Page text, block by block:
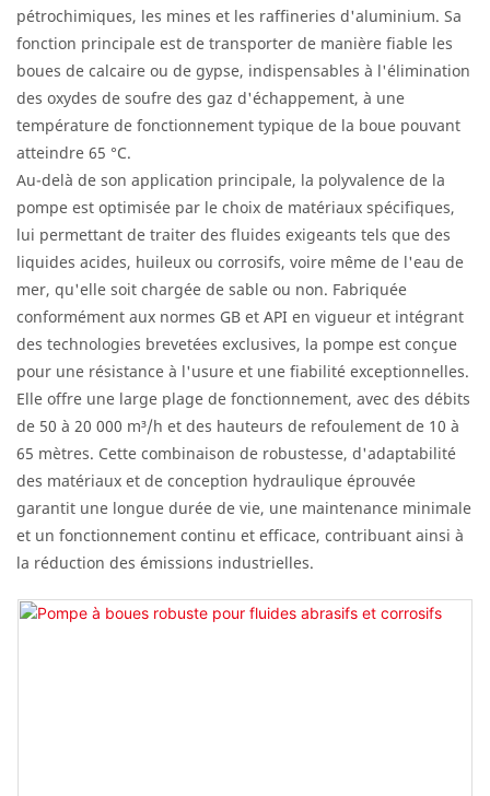
pétrochimiques, les mines et les raffineries d'aluminium. Sa
fonction principale est de transporter de manière fiable les
boues de calcaire ou de gypse, indispensables à l'élimination
des oxydes de soufre des gaz d'échappement, à une
température de fonctionnement typique de la boue pouvant
atteindre 65 °C.
Au-delà de son application principale, la polyvalence de la
pompe est optimisée par le choix de matériaux spécifiques,
lui permettant de traiter des fluides exigeants tels que des
liquides acides, huileux ou corrosifs, voire même de l'eau de
mer, qu'elle soit chargée de sable ou non. Fabriquée
conformément aux normes GB et API en vigueur et intégrant
des technologies brevetées exclusives, la pompe est conçue
pour une résistance à l'usure et une fiabilité exceptionnelles.
Elle offre une large plage de fonctionnement, avec des débits
de 50 à 20 000 m³/h et des hauteurs de refoulement de 10 à
65 mètres. Cette combinaison de robustesse, d'adaptabilité
des matériaux et de conception hydraulique éprouvée
garantit une longue durée de vie, une maintenance minimale
et un fonctionnement continu et efficace, contribuant ainsi à
la réduction des émissions industrielles.